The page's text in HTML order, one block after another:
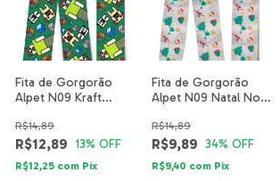
Fita de Gorgorão
Alpet N09 Kraft
R$12,89
R$14,89
13% OFF
R$12,25 com Pix
Fita de Gorgorão
Alpet N09 Natal Noel
40mm
R$9,89
R$14,89
34% OFF
R$9,40 com Pix